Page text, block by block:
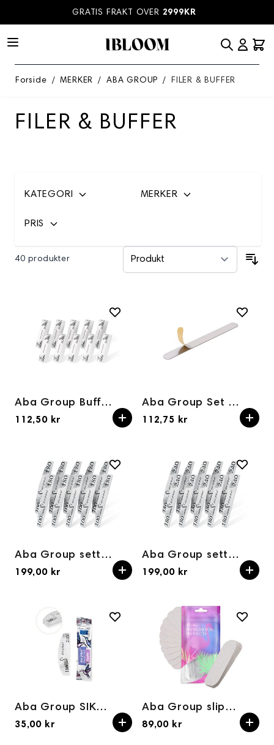
Hopp til innhold
GRATIS FRAKT OVER2999KR
Forside / MERKER / ABA GROUP / FILER & BUFFER
FILER & BUFFER
KATEGORI MERKER
PRIS
40 produkter
Aba Group Buffer hvit 100/100 BUFFER - 10stk
112,50 kr
Aba Group Set of replacement pads for metal file Straight - gradation 180, 50 pieces
112,75 kr
Aba Group sett med neglebuffer halvmåne 100/180 PREMIUM – FLAMINGO, 10 stk
199,00 kr
Aba Group sett med neglebuffer halvmåne 180/240 PREMIUM – FLAMINGO, 10 stk
199,00 kr
Aba Group SIKKERHETSPAKKE – Sweet mini buffer halvmåne 180/240 – FLAMINGO
35,00 kr
Aba Group slipepapir til metallfotfil, korning 100 – 25 stk
89,00 kr